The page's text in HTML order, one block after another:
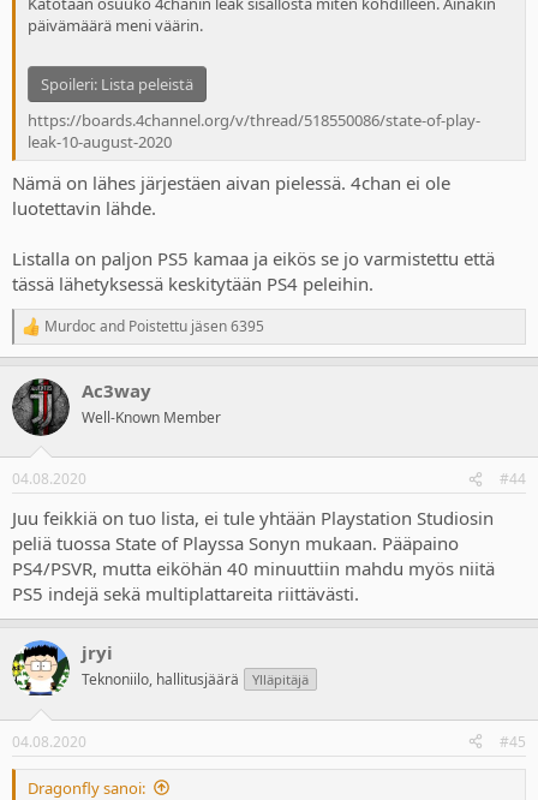
päivämäärä meni väärin.
Spoileri: Lista peleistä
https://boards.4channel.org/v/thread/518550086/state-of-play-
leak-10-august-2020
Nämä on lähes järjestäen aivan pielessä. 4chan ei ole
luotettavin lähde.
Listalla on paljon PS5 kamaa ja eikös se jo varmistettu että
tässä lähetyksessä keskitytään PS4 peleihin.
R
e
c
t
i
s
Murdocand Poistettu jäsen 6395
Ac3way
Well-Known Member
04.08.2020 #44
Juu feikkiä on tuo lista, ei tule yhtään Playstation Studiosin
peliä tuossa State of Playssa Sonyn mukaan. Pääpaino
PS4/PSVR, mutta eiköhän 40 minuuttiin mahdu myös niitä
PS5 indejä sekä multiplattareita riittävästi.
jryi
Teknoniilo, hallitusjäärä Ylläpitäjä
04.08.2020 #45
Dragonfly sanoi: